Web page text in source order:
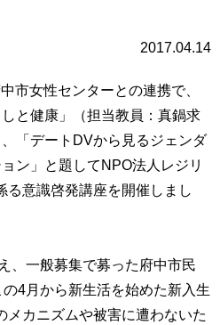
2017.04.14
市女性センターとの連携で、
と健康」（担当教員：真鍋求
「デートDVから見るジェンダ
ン」と題してNPO法人レジリ
意識啓発講座を開催しまし
、一般募集で募った府中市民
4月から新生活を始めた新入生
メカニズムや被害に遭わないた